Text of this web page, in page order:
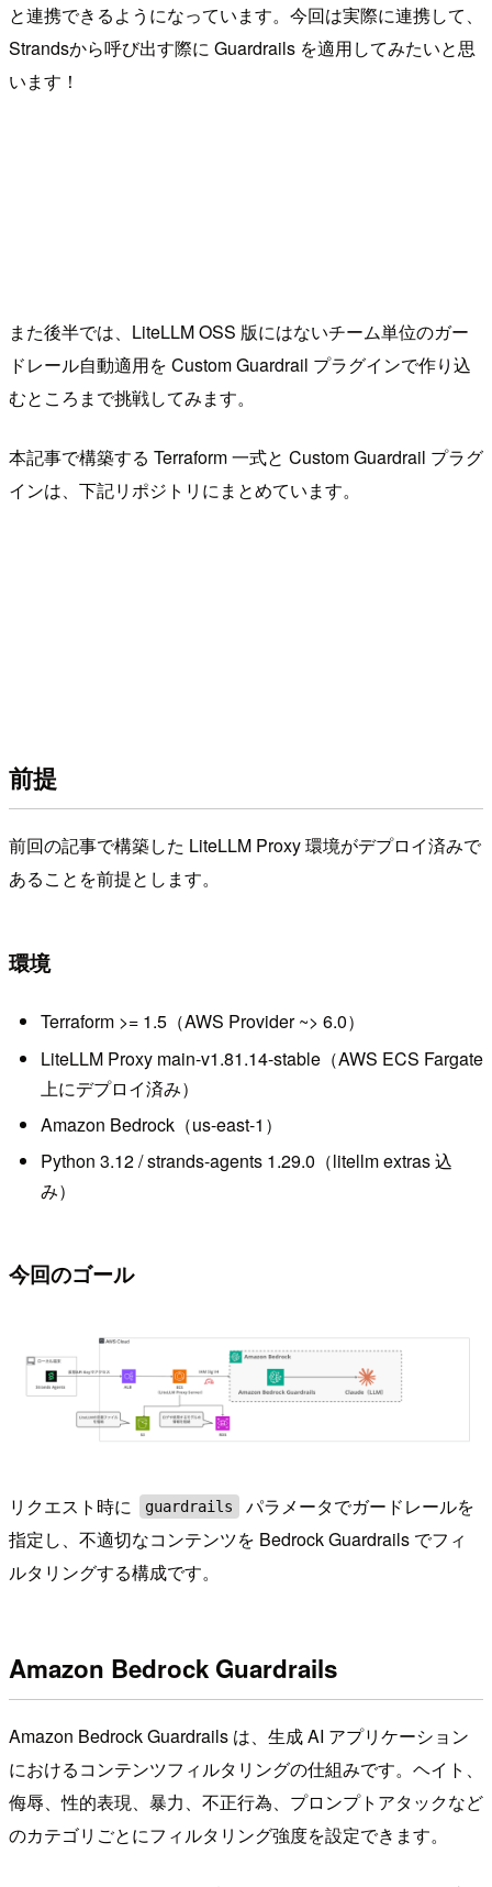
と連携できるようになっています。今回は実際に連携して、
Strandsから呼び出す際に Guardrails を適用してみたいと思
います！
また後半では、LiteLLM OSS 版にはないチーム単位のガー
ドレール自動適用を Custom Guardrail プラグインで作り込
むところまで挑戦してみます。
本記事で構築する Terraform 一式と Custom Guardrail プラグ
インは、下記リポジトリにまとめています。
前提
前回の記事で構築した LiteLLM Proxy 環境がデプロイ済みで
あることを前提とします。
環境
Terraform >= 1.5（AWS Provider ~> 6.0）
LiteLLM Proxy main-v1.81.14-stable（AWS ECS Fargate
上にデプロイ済み）
Amazon Bedrock（us-east-1）
Python 3.12 / strands-agents 1.29.0（litellm extras 込
み）
今回のゴール
リクエスト時に guardrails
パラメータでガードレールを
指定し、不適切なコンテンツを Bedrock Guardrails でフィ
ルタリングする構成です。
Amazon Bedrock Guardrails
Amazon Bedrock Guardrails は、生成 AI アプリケーション
におけるコンテンツフィルタリングの仕組みです。ヘイト、
侮辱、性的表現、暴力、不正行為、プロンプトアタックなど
のカテゴリごとにフィルタリング強度を設定できます。